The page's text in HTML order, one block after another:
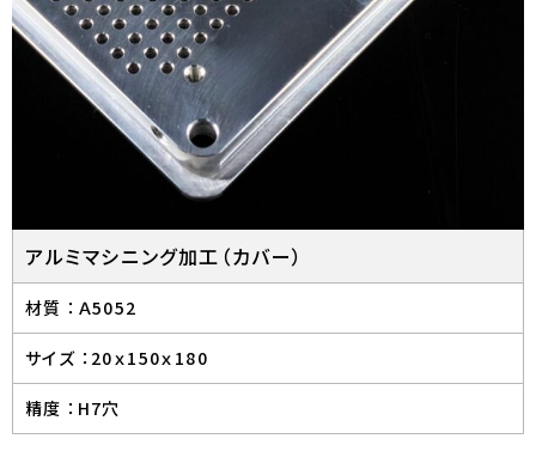
アルミマシニング加工（カバー）
材質 ： Ａ5052
サイズ ： 20ｘ150ｘ180
精度 ： H7穴